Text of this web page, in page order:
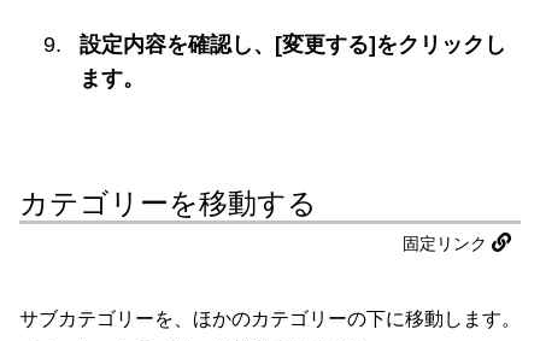
設定内容を確認し、[変更する]をクリックし
ます。
カテゴリーを移動する
固定リンク
サブカテゴリーを、ほかのカテゴリーの下に移動します。